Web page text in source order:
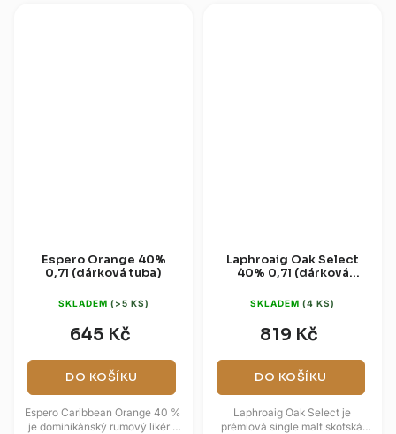
Espero Orange 40%
0,7l (dárková tuba)
SKLADEM (>5 KS)
645 Kč
DO KOŠÍKU
Espero Caribbean Orange 40 %
je dominikánský rumový likér s
Laphroaig Oak Select
40% 0,7l (dárková
SKLADEM (4 KS)
819 Kč
DO KOŠÍKU
Laphroaig Oak Select je
prémiová single malt skotská